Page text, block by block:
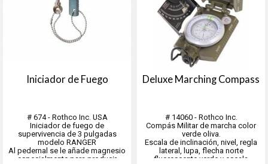
Iniciador de Fuego
# 674 - Rothco Inc. USA
Iniciador de fuego de
supervivencia de 3 pulgadas
modelo RANGER
Al pedernal se le añade magnesio
especialmente para producir
Deluxe Marching Compass
# 14060 - Rothco Inc.
Compás Militar de marcha color
verde oliva.
Escala de inclinación, nivel, regla
lateral, lupa, flecha norte
fluorescente verde y escala